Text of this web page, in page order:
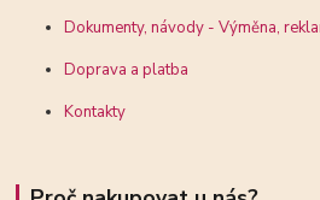
Dokumenty, návody - Výměna,
Doprava a platba
Kontakty